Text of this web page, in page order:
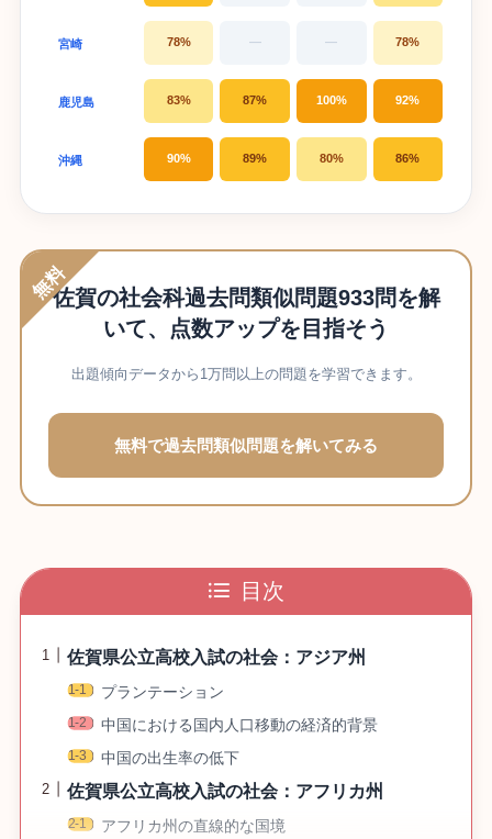
宮崎 78% — — 78%
鹿児島 83% 87% 100% 92%
沖縄 90% 89% 80% 86%
無料佐賀の社会科過去問類似問題933問を解
いて、点数アップを目指そう
出題傾向データから1万問以上の問題を学習できます。
無料で過去問類似問題を解いてみる
目次
佐賀県公立高校入試の社会：アジア州
プランテーション
中国における国内人口移動の経済的背景
中国の出生率の低下
佐賀県公立高校入試の社会：アフリカ州
アフリカ州の直線的な国境